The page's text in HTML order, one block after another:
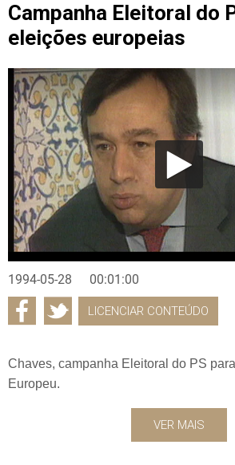
Campanha Eleitoral do
eleições europeias
1994-05-28 00:01:00
LICENCIAR CONTEÚDO
Chaves, campanha Eleitoral do PS
Europeu.
VER MAIS